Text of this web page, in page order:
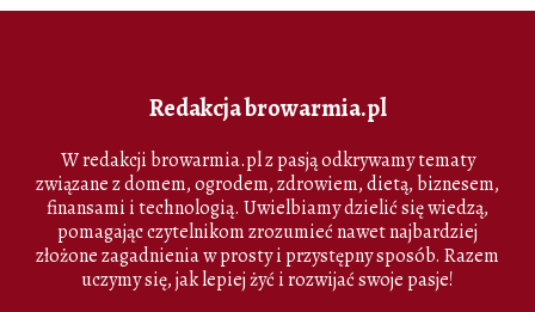
Redakcja browarmia.pl
W redakcji browarmia.pl z pasją odkrywamy tematy
związane z domem, ogrodem, zdrowiem, dietą, biznesem,
finansami i technologią. Uwielbiamy dzielić się wiedzą,
pomagając czytelnikom zrozumieć nawet najbardziej
złożone zagadnienia w prosty i przystępny sposób. Razem
uczymy się, jak lepiej żyć i rozwijać swoje pasje!